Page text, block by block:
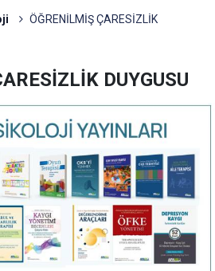
ÖĞRENİLMİŞ ÇARESİZLİK
DUYGUSU